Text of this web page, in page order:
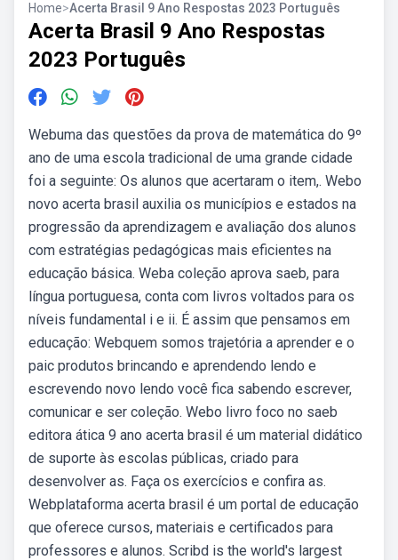
Home>Acerta Brasil 9 Ano Respostas 2023 Português
Acerta Brasil 9 Ano Respostas
2023 Português
Webuma das questões da prova de matemática do 9º
ano de uma escola tradicional de uma grande cidade
foi a seguinte: Os alunos que acertaram o item,. Webo
novo acerta brasil auxilia os municípios e estados na
progressão da aprendizagem e avaliação dos alunos
com estratégias pedagógicas mais eficientes na
educação básica. Weba coleção aprova saeb, para
língua portuguesa, conta com livros voltados para os
níveis fundamental i e ii. É assim que pensamos em
educação: Webquem somos trajetória a aprender e o
paic produtos brincando e aprendendo lendo e
escrevendo novo lendo você fica sabendo escrever,
comunicar e ser coleção. Webo livro foco no saeb
editora ática 9 ano acerta brasil é um material didático
de suporte às escolas públicas, criado para
desenvolver as. Faça os exercícios e confira as.
Webplataforma acerta brasil é um portal de educação
que oferece cursos, materiais e certificados para
professores e alunos. Scribd is the world's largest